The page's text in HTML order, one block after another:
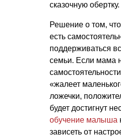
сказочную обертку.
Решение о том,
есть
поддерживаться
семьи. Если мама
«жалеет
ложечки,
будет достигнут
обучение малыша
зависеть от